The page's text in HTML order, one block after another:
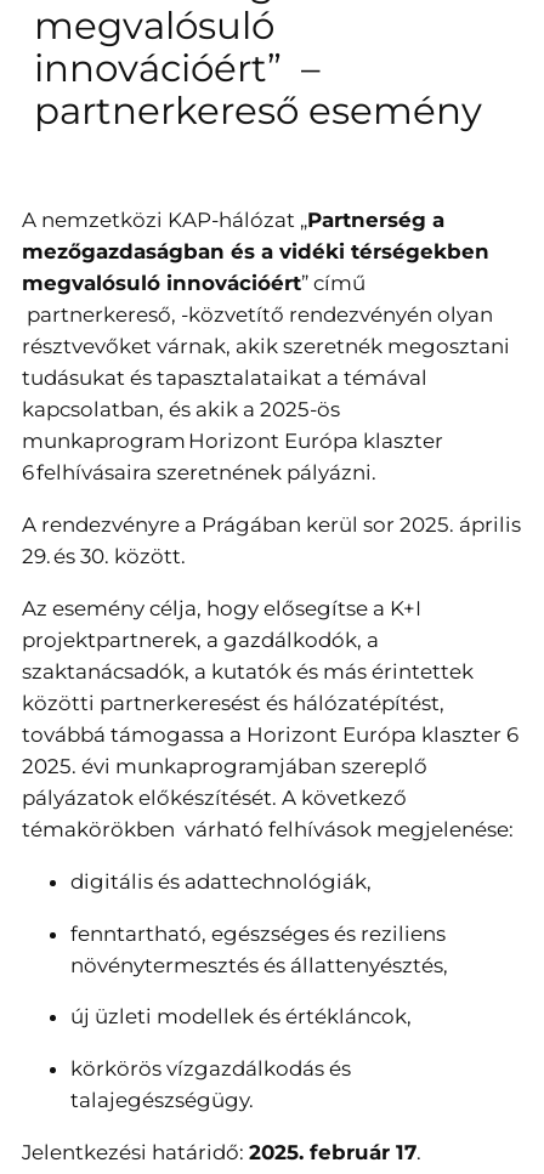
megvalósuló
innovációért” –
partnerkereső esemény
A nemzetközi KAP-hálózat „Partnerség a
mezőgazdaságban és a vidéki térségekben
megvalósuló innovációért” című
partnerkereső, -közvetítő rendezvényén olyan
résztvevőket várnak, akik szeretnék megosztani
tudásukat és tapasztalataikat a témával
kapcsolatban, és akik a 2025-ös
munkaprogram Horizont Európa klaszter
6 felhívásaira szeretnének pályázni.
A rendezvényre a Prágában kerül sor 2025. április
29. és 30. között.
Az esemény célja, hogy elősegítse a K+I
projektpartnerek, a gazdálkodók, a
szaktanácsadók, a kutatók és más érintettek
közötti partnerkeresést és hálózatépítést,
továbbá támogassa a Horizont Európa klaszter 6
2025. évi munkaprogramjában szereplő
pályázatok előkészítését. A következő
témakörökben várható felhívások megjelenése:
digitális és adattechnológiák,
fenntartható, egészséges és reziliens
növénytermesztés és állattenyésztés,
új üzleti modellek és értékláncok,
körkörös vízgazdálkodás és
talajegészségügy.
Jelentkezési határidő: 2025. február 17.